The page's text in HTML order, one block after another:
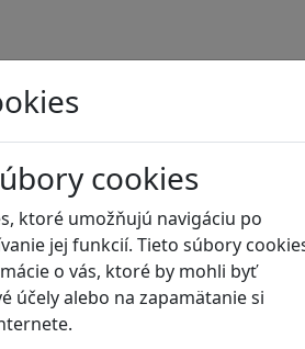
cookies
ktoré umožňujú navigáciu po
jej funkcií. Tieto súbory
o vás, ktoré by mohli byť
účely alebo na zapamätanie si
Blog